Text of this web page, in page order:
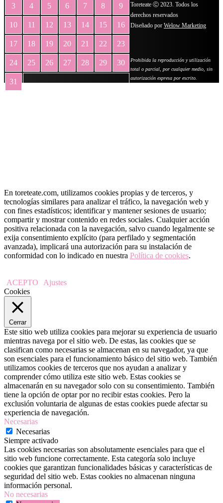
3 4 5 6 7 8 9
10 11 12 13 14 15 16
17 18 19 20 21 22 23
24 25 26 27 28 29 30
31
Toreteate Ⓒ 2023. Todos los
derechos reservados
Diseñado por Welow Marketing
Prohibida la reproducción y utilización
total o parcial, por cualquier medio, sin
autorización expresa por escrito.
En toreteate.com, utilizamos cookies propias y de terceros, y
tecnologías similares para analizar el tráfico, la navegación web y
con fines estadísticos; identificar y mantener sesiones de usuario;
compartir y mostrar contenido en redes sociales. Cualquier acción
positiva relacionada con la navegación, salvo cuando legalmente se
exija consentimiento explícito (para perfilado y segmentación
avanzada), implicará una autorización para su instalación de
conformidad con lo indicado en nuestra Política de cookies.
ACEPTO
Ajustes
Cookies
Cerrar
Este sitio web utiliza cookies para mejorar su experiencia de usuario
mientras navega por el sitio web. De estas, las cookies que se
clasifican como necesarias se almacenan en su navegador, ya que
son esenciales para el funcionamiento básico del sitio web. También
utilizamos cookies de terceros que nos ayudan a analizar y
comprender cómo utiliza este sitio web. Estas cookies se
almacenarán en su navegador solo con su consentimiento. También
tiene la opción de optar por no recibir estas cookies. Pero la
exclusión voluntaria de algunas de estas cookies puede afectar su
experiencia de navegación.
Necesarias
Necesarias
Siempre activado
Las cookies necesarias son absolutamente esenciales para que el
sitio web funcione correctamente. Esta categoría solo incluye
cookies que garantizan funcionalidades básicas y características de
seguridad del sitio web. Estas cookies no almacenan ninguna
información personal.
No necesarias